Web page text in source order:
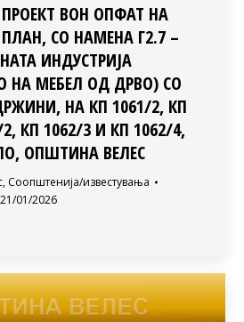
ВОН ОПФАТ НА
СО НАМЕНА Г2.7 –
ИНДУСТРИЈА
НА МЕБЕЛ ОД ДРВО) СО
НА КП 1061/2, КП
КП 1062/3 И КП 1062/4,
ОПШТИНА ВЕЛЕС
, Соопштенија/известувања
21/01/2026